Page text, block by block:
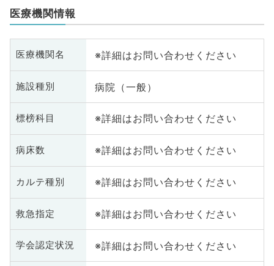
医療機関情報
医療機関名 ※詳細はお問い合わせください
施設種別 病院（一般）
標榜科目 ※詳細はお問い合わせください
病床数 ※詳細はお問い合わせください
カルテ種別 ※詳細はお問い合わせください
救急指定 ※詳細はお問い合わせください
学会認定状況 ※詳細はお問い合わせください